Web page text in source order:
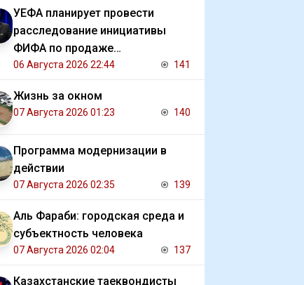
УЕФА планирует провести
расследование инициативы
ФИФА по продаже
коммерческих прав на ЧМ
06 Августа 2026 22:44 141
Жизнь за окном
07 Августа 2026 01:23 140
Программа модернизации в
действии
07 Августа 2026 02:35 139
Аль Фараби: городская среда и
субъектность человека
07 Августа 2026 02:04 137
Казахстанские таеквондисты